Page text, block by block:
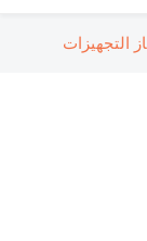
التجهيزات